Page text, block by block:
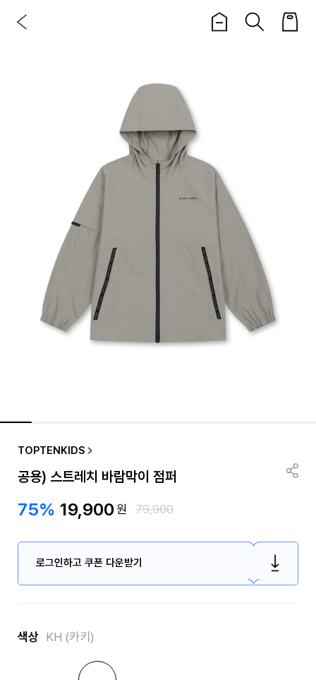
TOPTENKIDS
공용) 스트레치 바람막이 점퍼
75% 19,900원 79,900
로그인하고 쿠폰 다운받기
색상 KH (카키)